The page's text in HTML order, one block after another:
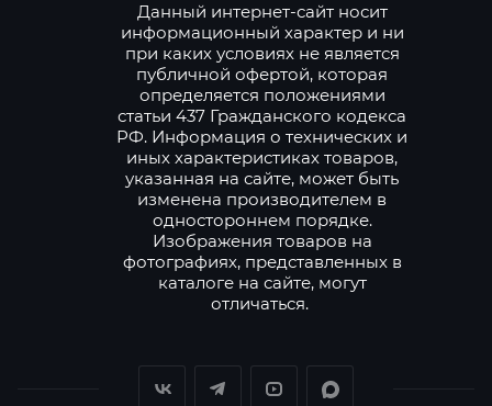
Данный интернет-сайт носит
информационный характер и ни
при каких условиях не является
публичной офертой, которая
определяется положениями
статьи 437 Гражданского кодекса
РФ. Информация о технических и
иных характеристиках товаров,
указанная на сайте, может быть
изменена производителем в
одностороннем порядке.
Изображения товаров на
фотографиях, представленных в
каталоге на сайте, могут
отличаться.